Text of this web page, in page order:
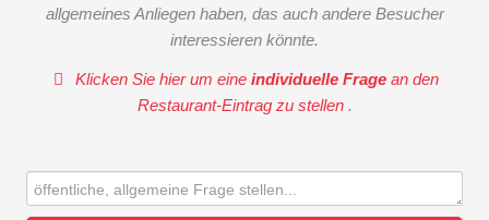
allgemeines Anliegen haben, das auch andere Besucher
interessieren könnte.
Klicken Sie hier um eineindividuelle Frage an den
Restaurant-Eintrag zu stellen .